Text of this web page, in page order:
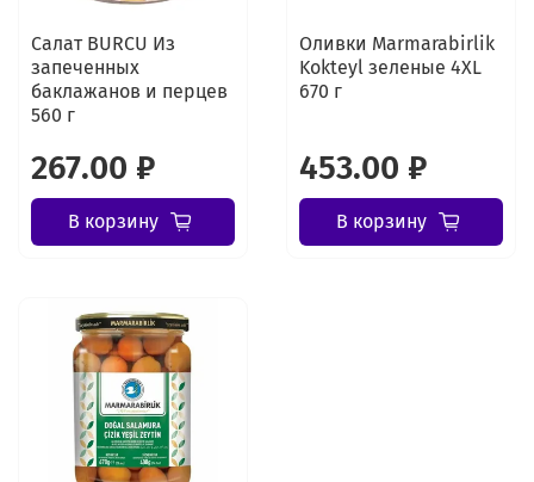
Салат BURCU Из
запеченных
баклажанов и перцев
560 г
267.00 ₽
В корзину
Оливки Marmarabirlik
Kokteyl зеленые 4XL
670 г
453.00 ₽
В корзину